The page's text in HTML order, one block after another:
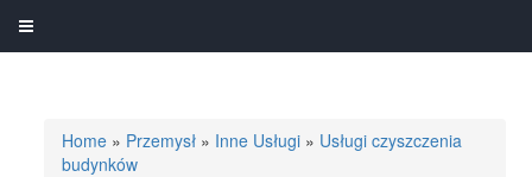
Home » Przemysł » Inne Usługi » Usługi czyszczenia
budynków